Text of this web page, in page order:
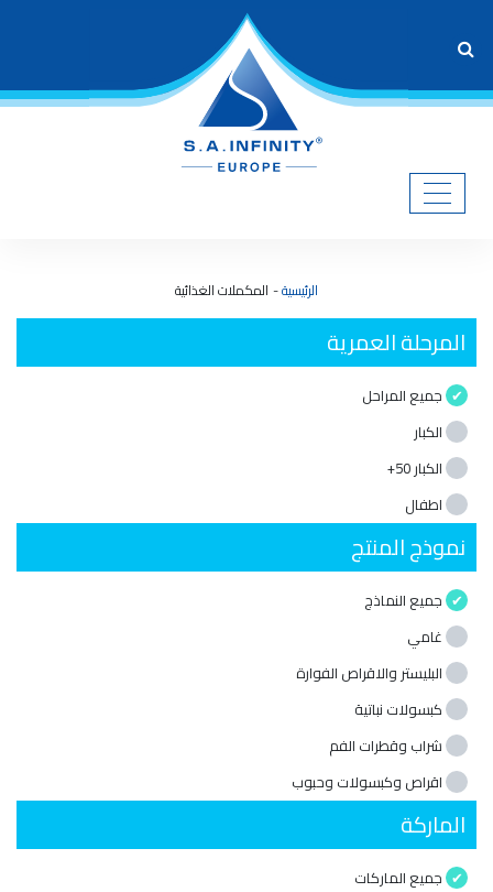
الرئيسية المكملات الغذائية
المرحلة العمرية
جميع المراحل
الكبار
الكبار 50+
اطفال
نموذج المنتج
جميع النماذج
غامي
البليستر والاقراص الفوارة
كبسولات نباتية
شراب وقطرات الفم
اقراص وكبسولات وحبوب
الماركة
جميع الماركات